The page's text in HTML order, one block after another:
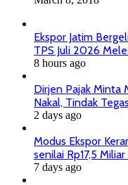
Ekspor Jatim
TPS Juli 2026
8 hours ago
Dirjen Pajak Minta
Nakal, Tindak
2 days ago
Modus Ekspor
senilai Rp17,5
7 days ago